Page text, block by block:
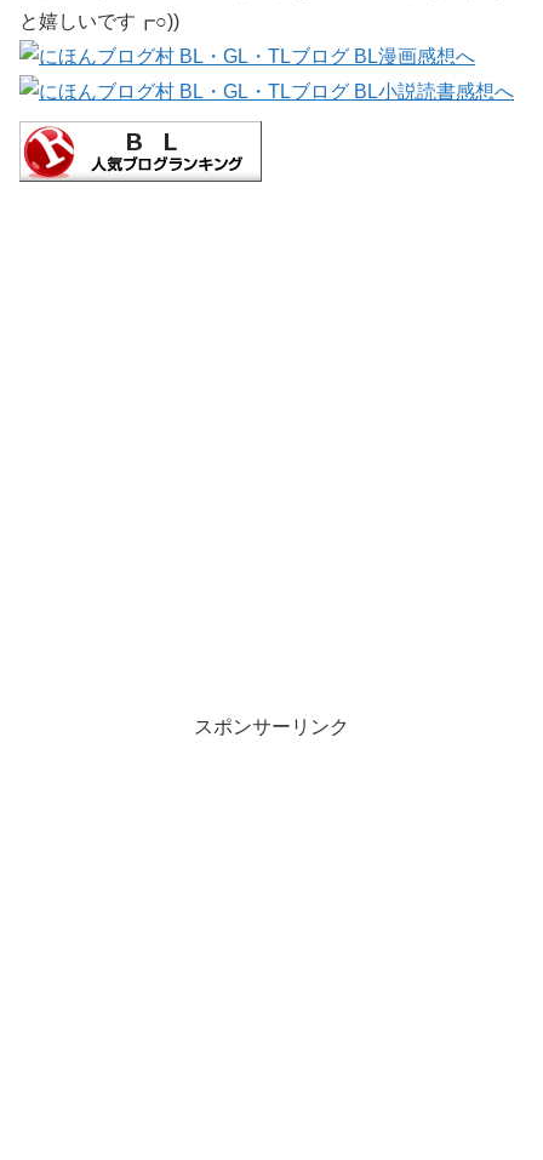
と嬉しいです┏○))
スポンサーリンク